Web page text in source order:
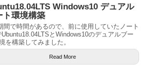
Windows10 デュアル
ト環境構築
間で時間があるので、前に使用していたノート
Ubuntu18.04LTSとWindows10のデュアルブー
を構築してみました。
Read More